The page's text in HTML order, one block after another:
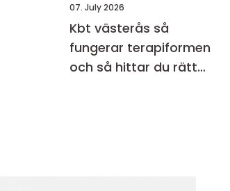
07. July 2026
Kbt västerås så
fungerar terapiformen
och så hittar du rätt